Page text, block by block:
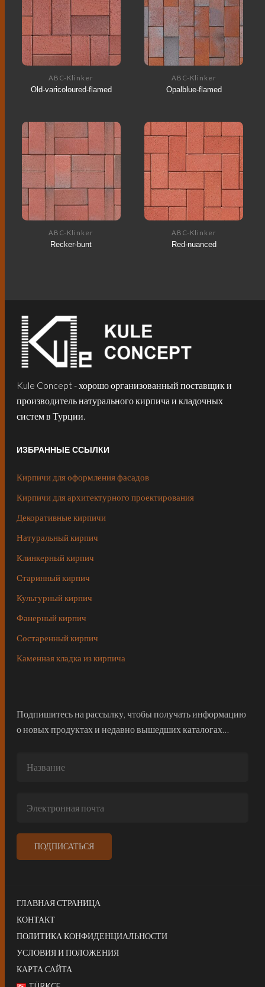
ABC-Klinker
Old-varicoloured-flamed
ABC-Klinker
Opalblue-flamed
ABC-Klinker
Recker-bunt
ABC-Klinker
Red-nuanced
Kule Concept - хорошо организованный поставщик и
производитель натурального кирпича и кладочных
систем в Турции.
ИЗБРАННЫЕ ССЫЛКИ
Кирпичи для оформления фасадов
Кирпичи для архитектурного проектирования
Декоративные кирпичи
Натуральный кирпич
Клинкерный кирпич
Старинный кирпич
Культурный кирпич
Фанерный кирпич
Состаренный кирпич
Каменная кладка из кирпича
Подпишитесь на рассылку, чтобы получать информацию
о новых продуктах и недавно вышедших каталогах…
ГЛАВНАЯ СТРАНИЦА
КОНТАКТ
ПОЛИТИКА КОНФИДЕНЦИАЛЬНОСТИ
УСЛОВИЯ И ПОЛОЖЕНИЯ
КАРТА САЙТА